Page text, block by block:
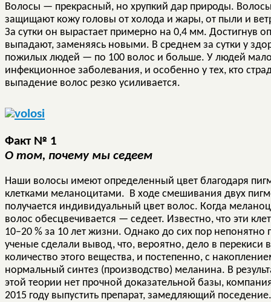
Волосы — прекрасный, но хрупкий дар природы.
защищают кожу головы от холода и жары, от пыли и
За сутки он вырастает примерно на 0,4 мм. Достигнув
выпадают, заменяясь новыми. В среднем за сутки у
пожилых людей — по 100 волос и больше. У людей
инфекционное заболевания, и особенно у тех, кто
выпадение волос резко усиливается.
Факт № 1
О том, почему мы седеем
Наши волосы имеют определенный цвет благодаря
клетками меланоцитами. В ходе смешивания двух
получается индивидуальный цвет волос. Когда
волос обесцвечивается — седеет. Известно, что эти
10–20 % за 10 лет жизни. Однако до сих пор
ученые сделали вывод, что, вероятно, дело в
количество этого вещества, и постепенно, с
нормальный синтез (производство) меланина. В
этой теории нет прочной доказательной базы,
2015 году выпустить препарат, замедляющий поседение.